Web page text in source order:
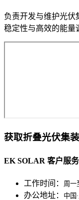
负责开发与维护光伏
稳定性与高效的能量
获取折叠光伏集
EK SOLAR 客户服
工作时间： 周一
办公地址： 中国